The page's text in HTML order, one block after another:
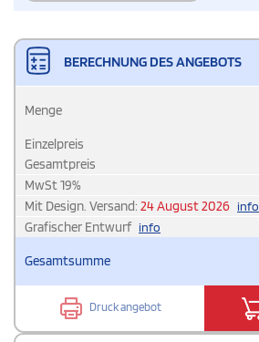
BERECHNUNG DES ANGEBOTS
Menge
Einzelpreis
Gesamtpreis
MwSt19%
Mit Design. Versand: 24 August 2026 info
Grafischer Entwurf info
Gesamtsumme
Druck angebot